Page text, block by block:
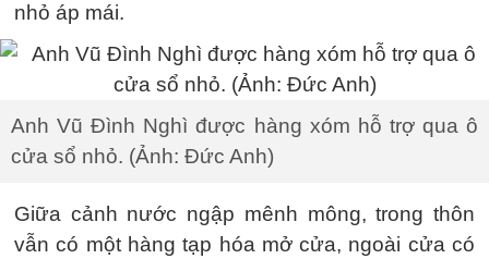
nhỏ áp mái.
Anh Vũ Đình Nghì được hàng xóm hỗ trợ qua ô
cửa sổ nhỏ. (Ảnh: Đức Anh)
Giữa cảnh nước ngập mênh mông, trong thôn
vẫn có một hàng tạp hóa mở cửa, ngoài cửa có